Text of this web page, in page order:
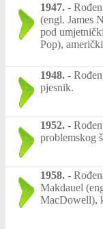
1947. -
(engl. James
pod
Pop),
1948. -
pjesnik.
1952. -
problemskog
1958. -
Makdauel
MacDowell),